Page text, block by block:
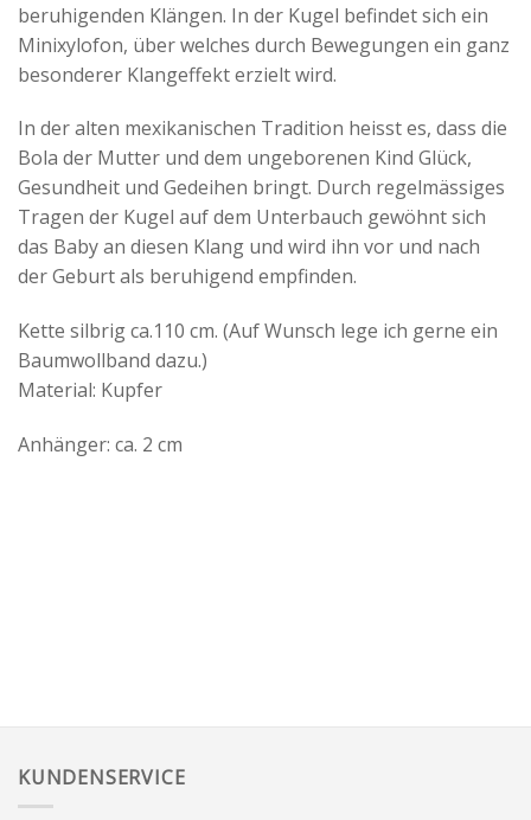
beruhigenden Klängen. In der Kugel befindet sich ein
Minixylofon, über welches durch Bewegungen ein ganz
besonderer Klangeffekt erzielt wird.
In der alten mexikanischen Tradition heisst es, dass die
Bola der Mutter und dem ungeborenen Kind Glück,
Gesundheit und Gedeihen bringt. Durch regelmässiges
Tragen der Kugel auf dem Unterbauch gewöhnt sich
das Baby an diesen Klang und wird ihn vor und nach
der Geburt als beruhigend empfinden.
Kette silbrig ca.110 cm. (Auf Wunsch lege ich gerne ein
Baumwollband dazu.)
Material: Kupfer
Anhänger: ca. 2 cm
KUNDENSERVICE